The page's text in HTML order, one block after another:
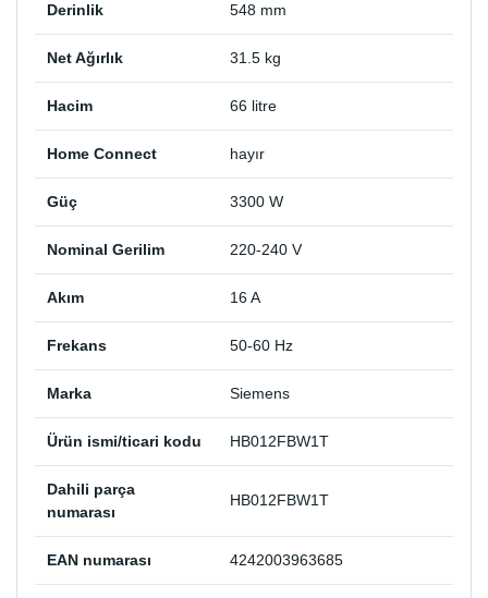
Derinlik 548 mm
Net Ağırlık 31.5 kg
Hacim 66 litre
Home Connect hayır
Güç 3300 W
Nominal Gerilim 220-240 V
Akım 16 A
Frekans 50-60 Hz
Marka Siemens
Ürün ismi/ticari kodu HB012FBW1T
Dahili parça
numarası
HB012FBW1T
EAN numarası 4242003963685